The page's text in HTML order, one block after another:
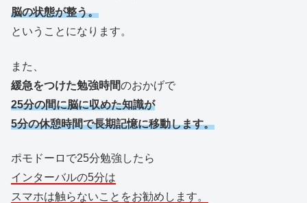
脳の状態が整う。
ということになります。
また、
緩急をつけた勉強時間のおかげで
25分の間に脳に収めた知識が
5分の休憩時間で長期記憶に移動します。
ポモドーロで25分勉強したら
インターバルの5分は
スマホは触らないことをお勧めします。